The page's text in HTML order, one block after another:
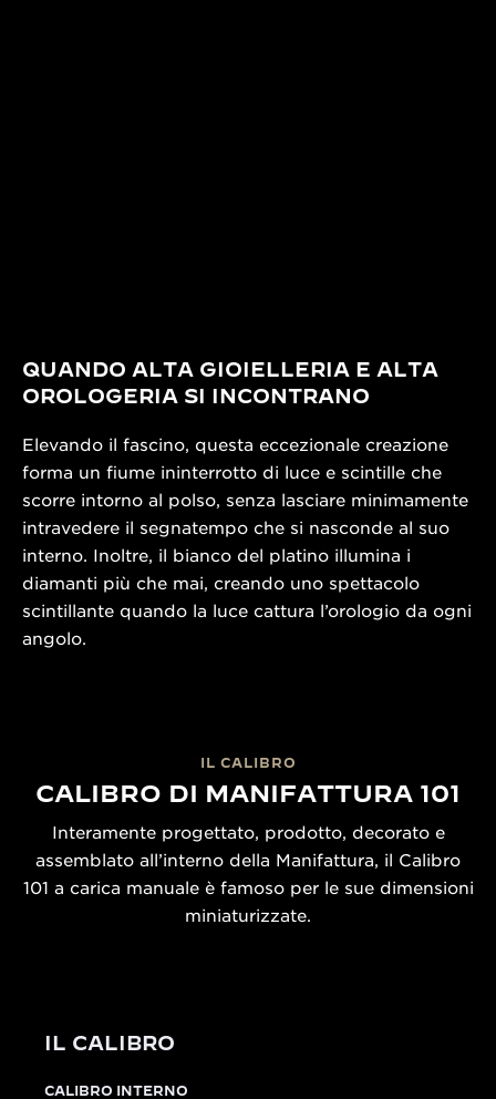
QUANDO ALTA GIOIELLERIA E ALTA
OROLOGERIA SI INCONTRANO
Elevando il fascino, questa eccezionale creazione
forma un fiume ininterrotto di luce e scintille che
scorre intorno al polso, senza lasciare minimamente
intravedere il segnatempo che si nasconde al suo
interno. Inoltre, il bianco del platino illumina i
diamanti più che mai, creando uno spettacolo
scintillante quando la luce cattura l’orologio da ogni
angolo.
IL CALIBRO
CALIBRO DI MANIFATTURA 101
Interamente progettato, prodotto, decorato e
assemblato all’interno della Manifattura, il Calibro
101 a carica manuale è famoso per le sue dimensioni
miniaturizzate.
IL CALIBRO
CALIBRO INTERNO